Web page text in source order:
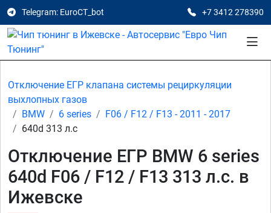
Telegram: EuroCT_bot +7 3412 278390
Отключение ЕГР клапана системы рециркуляции
выхлопных газов
BMW
6 series
F06 / F12 / F13 - 2011 - 2017
640d 313 л.с
Отключение ЕГР BMW 6 series
640d F06 / F12 / F13 313 л.с. в
Ижевске